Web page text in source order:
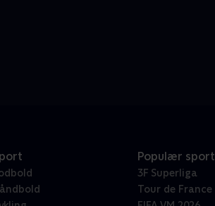
Populær sport
3F Superliga
Tour de France